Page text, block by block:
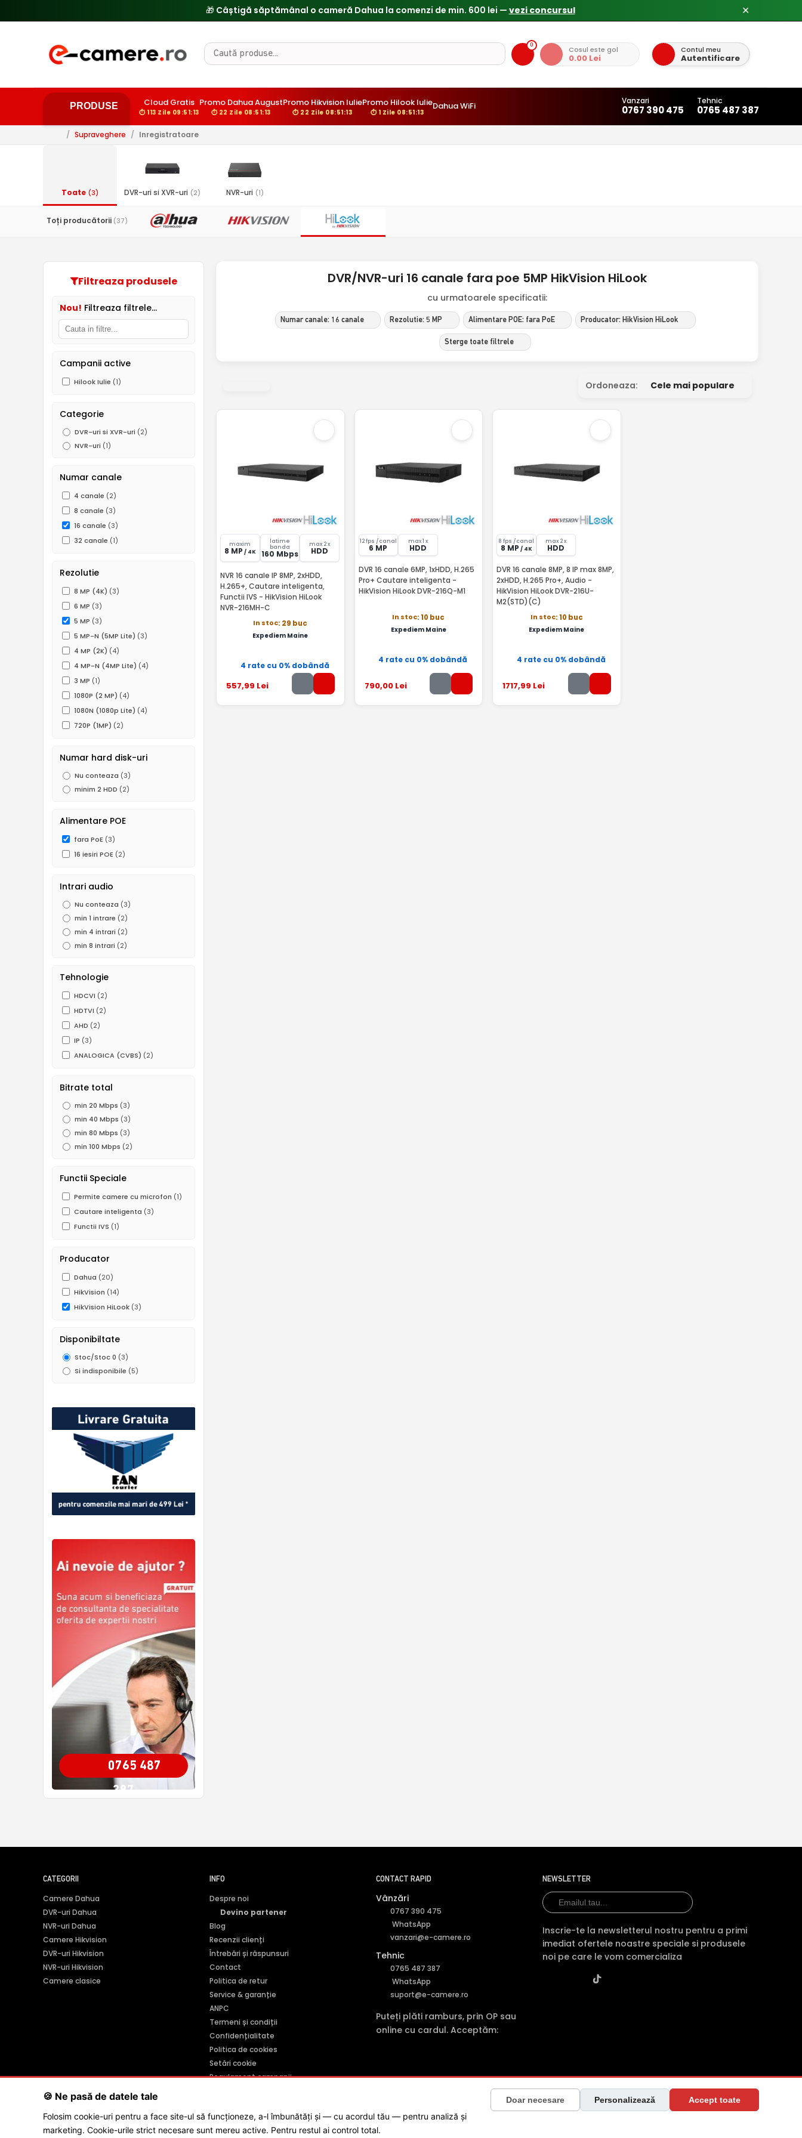
🎁 Câștigă săptămânal o cameră Dahua la comenzi de min. 600 lei — vezi concursul ✕
0 Cosul este gol
0.00 Lei
Contul meu
Autentificare
PRODUSE Cloud Gratis
⏱ 113 Zile 09:51:12
Promo Dahua August
⏱ 22 Zile 08:51:12
Promo Hikvision Iulie
⏱ 22 Zile 08:51:12
Promo Hilook Iulie
⏱ 1 Zile 08:51:12
Dahua WiFi Vanzari
0767 390 475
Tehnic
0765 487 387
/ Supraveghere / Inregistratoare
Toate (3) DVR-uri si XVR-uri (2) NVR-uri (1)
Toți producătorii (37)
Filtreaza produsele
Nou! Filtreaza filtrele...
Campanii active
Hilook Iulie (1)
Categorie
DVR-uri si XVR-uri (2)
NVR-uri (1)
Numar canale
4 canale (2)
8 canale (3)
16 canale (3)
32 canale (1)
Rezolutie
8 MP (4K) (3)
6 MP (3)
5 MP (3)
5 MP-N (5MP Lite) (3)
4 MP (2K) (4)
4 MP-N (4MP Lite) (4)
3 MP (1)
1080P (2 MP) (4)
1080N (1080p Lite) (4)
720P (1MP) (2)
Numar hard disk-uri
Nu conteaza (3)
minim 2 HDD (2)
Alimentare POE
fara PoE (3)
16 iesiri POE (2)
Intrari audio
Nu conteaza (3)
min 1 intrare (2)
min 4 intrari (2)
min 8 intrari (2)
Tehnologie
HDCVI (2)
HDTVI (2)
AHD (2)
IP (3)
ANALOGICA (CVBS) (2)
Bitrate total
min 20 Mbps (3)
min 40 Mbps (3)
min 80 Mbps (3)
min 100 Mbps (2)
Functii Speciale
Permite camere cu microfon (1)
Cautare inteligenta (3)
Functii IVS (1)
Producator
Dahua (20)
HikVision (14)
HikVision HiLook (3)
Disponibiltate
Stoc/Stoc 0 (3)
Si indisponibile (5)
0765 487
387
DVR/NVR-uri 16 canale fara poe 5MP HikVision HiLook
cu urmatoarele specificatii:
Numar canale: 16 canale Rezolutie: 5 MP Alimentare POE: fara PoE Producator: HikVision HiLook
Sterge toate filtrele
Ordoneaza: Cele mai populare
maxim
8 MP / 4K
latime
banda
160 Mbps
max 2 x
HDD
NVR 16 canale IP 8MP, 2xHDD,
H.265+, Cautare inteligenta,
Functii IVS - HikVision HiLook
NVR-216MH-C
In stoc: 29 buc
Expediem Maine
4 rate cu 0% dobândă
557,99 Lei
12 fps /canal
6 MP
max 1 x
HDD
DVR 16 canale 6MP, 1xHDD, H.265
Pro+ Cautare inteligenta -
HikVision HiLook DVR-216Q-M1
In stoc: 10 buc
Expediem Maine
4 rate cu 0% dobândă
790,00Lei
8 fps /canal
8 MP / 4K
max 2 x
HDD
DVR 16 canale 8MP, 8 IP max 8MP,
2xHDD, H.265 Pro+, Audio -
HikVision HiLook DVR-216U-
M2(STD)(C)
In stoc: 10 buc
Expediem Maine
4 rate cu 0% dobândă
1717,99 Lei
CATEGORII
Camere Dahua
DVR-uri Dahua
NVR-uri Dahua
Camere Hikvision
DVR-uri Hikvision
NVR-uri Hikvision
Camere clasice
INFO
Despre noi
Devino partener
Blog
Recenzii clienți
Întrebări și răspunsuri
Contact
Politica de retur
Service & garanție
ANPC
Termeni și condiții
Confidențialitate
Politica de cookies
Setări cookie
Regulament campanii
CONTACT RAPID
Vânzări
0767 390 475
WhatsApp
vanzari@e-camere.ro
Tehnic
0765 487 387
WhatsApp
suport@e-camere.ro
Puteți plăti ramburs, prin OP sau
online cu cardul. Acceptăm:
NEWSLETTER
Inscrie-te la newsletterul nostru pentru a primi
imediat ofertele noastre speciale si produsele
noi pe care le vom comercializa
SC POLITES ONLINE SRL· CUI:RO34846331 · Capital social: 200 RON · Sediu: Str. Petrache Poenaru, Nr. 1, Craiova, Jud. Dolj ·Contactează-ne
Service produs
© 2026 SC POLITES ONLINE SRL
🍪 Ne pasă de datele tale
Folosim cookie-uri pentru a face site-ul să funcționeze, a-l îmbunătăți și — cu acordul tău — pentru analiză și
marketing. Cookie-urile strict necesare sunt mereu active. Pentru restul ai control total.
Doar necesare Personalizează Accept toate